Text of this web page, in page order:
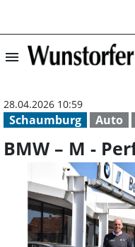
menu
Schaumburg Auto
28.04.2026 10:59
BMW – M -